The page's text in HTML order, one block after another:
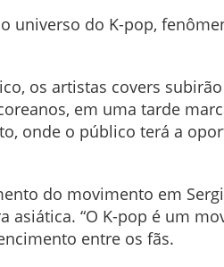
universo do K-pop,
os artistas covers
em uma tarde
onde o público terá a
do movimento em
“O K-pop é um
entre os fãs.